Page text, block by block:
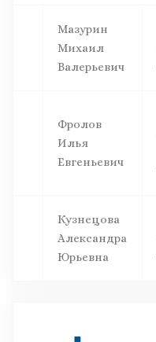
Мазурин
Михаил
Валерьевич
Фролов
Илья
Евгеньевич
Кузнецова
Александра
Юрьевна